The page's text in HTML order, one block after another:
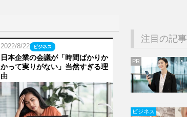
2022/8/22 ビジネス
日本企業の会議が「時間ばかりか
かって実りがない」当然すぎる理
由
注目の記事
PR
ビジネス